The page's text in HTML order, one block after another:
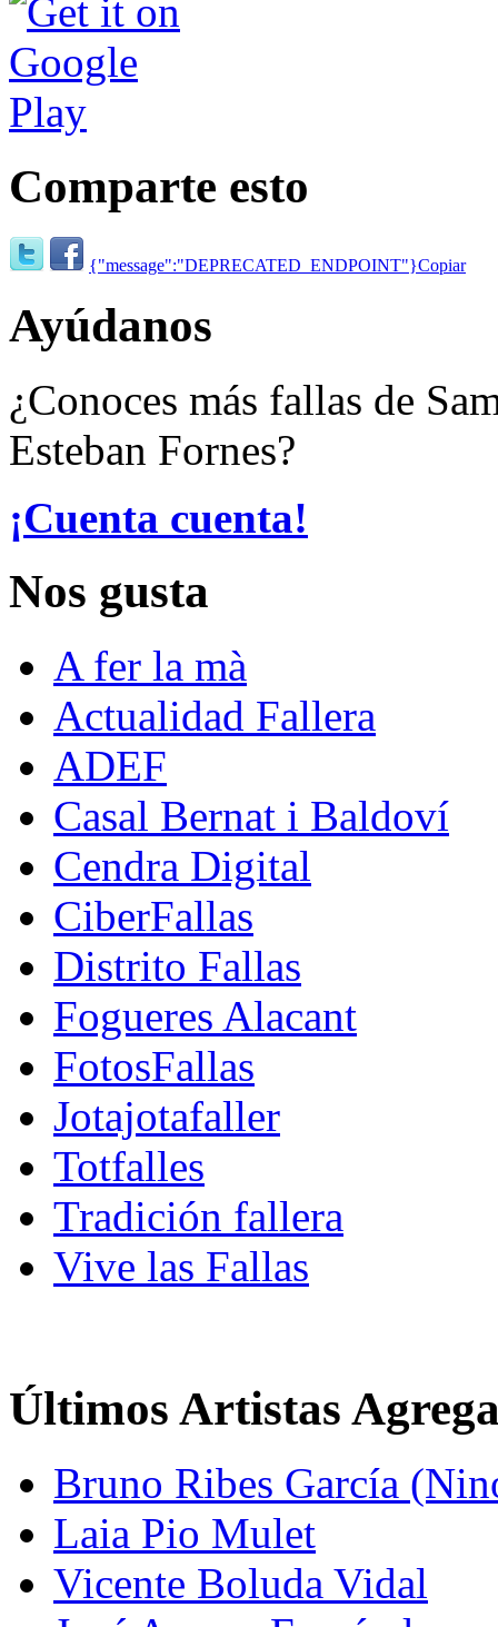
Comparte esto
{"message":"DEPRECATED_ENDPOINT"}Copiar
Ayúdanos
¿Conoces más fallas de
Esteban Fornes?
¡Cuenta cuenta!
Nos gusta
A fer la mà
Actualidad Fallera
ADEF
Casal Bernat i Baldoví
Cendra Digital
CiberFallas
Distrito Fallas
Fogueres Alacant
FotosFallas
Jotajotafaller
Totfalles
Tradición fallera
Vive las Fallas
Últimos Artistas
Bruno Ribes García
Laia Pio Mulet
Vicente Boluda Vidal